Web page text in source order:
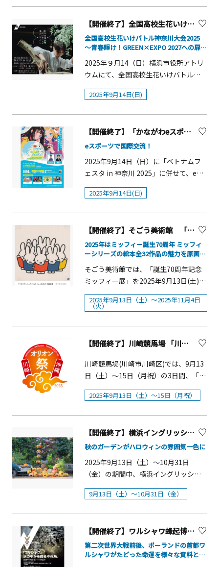
崎のまぐろのセビーチェ湘南ゴールド
ドレッシング【三浦半島】&times;【湘
南】 980円■三崎のまぐろの茜身 竜田
揚げ【三浦半島】 680円■籠清 蒲鉾3種
食べ比べ【箱根】 830円■三崎のまぐ
円■ポテチパンのブルスケッタ【三浦
【横浜・川崎】 890円■愛川のたまご
プリン【丹沢大山】 680円※限定メニ
ューから7品をピックアップした「まる
ごと！神奈川コース」（お1人様5,000
円）もご用意しております。『かなが
わの名産100選』 について1985年から
続く歴史の中で、豊かな自然が育んだ
農林水産品、地元で長く愛される加工
食品や工芸品の中から選定された珠玉
ズの変化やインバウンド等を意識して
新たな「かながわの名産100選」を選定
しました。現在、農林水産品33品目、
加工食品56品目、工芸品11品目の計
100品目が選定されています。
『editor&rsquo;s fav るるぶキッチ
ン』店舗概要『るるぶキッチン』は、
て見つけた&ldquo;おいしい&rdquo;を
お届けするリアル店舗メディアです。
国各地で作られている「本物」の食・
食材を発掘し、『るるぶキッチン』に
てオリジナル料理を通じて、その価値
や魅力を消費者の方にお届けしてきま
字で表した「デカボスコア」を店舗等
に掲示しますので、お買い物の際の参
考にしてください。 （注記）デカボス
コアは、Earth hacks株式会社の登録
いて》 県では、SDGsの達成にもつなが
る取組として、脱炭素に資する商品等
の購入を通じ、脱炭素社会実現に向け
た取組を推進しています。
夜の帳が下りはじめた空のような2層の
カクテルは、濃厚な味わいの有田みか
んジュースとハーブが香るブラック・
ウォッカを合わせたもの。&nbsp;ラウ
ンジの窓から見える横浜・みなとみら
ィーな味わいのカクテルが、大人のハ
演出します。ホテルショップのグルメ
＆スーベニール「アイ マリーナ」で
は、期間限定でハロウィン仕様のボン
ボンショコラ３種が販売されます。
&nbsp;りんごの果実味が詰まったパー
トドフリュイにキャラメルガナッシュ
を組み合わせた「紅玉とキャラメ
ル」、 かぼちゃの自然な甘さにシナモ
ンの香りがアクセントを添える「パン
ンドプラリネの秋を感じるマリアージ
ュ「和栗とアーモンド」は、1粒から購
入できます。 &nbsp;可愛いらしいデザ
インながら上質な味わいのボンボンシ
ョコラは、季節のプチギフトやハロウ
ィンパーティーのおしゃれなお土産に
もピッタリです。&nbsp;この時期しか
ンメニュー＆スイーツを、みなとみら
いの街と海を望むホテルで楽しんでは
ン 2025＞ 概要■提供期間： 10月1日
（水）～10月31日（金）&nbsp;【スイ
ーツパレット ～ハロウィン～】
&nbsp;■場所：ラウンジ＆バー「マリ
&nbsp;金土祝前日：10：00～22：
00（L.O.）&nbsp;日祝日：10：00～
21：00（L.O.）&nbsp;■料金（税サ
込）： 2,600円（単品）、3,400円（コ
合わせ：045-223-2267（レストラン予
リジナルカクテル ～Halloween Night
～】&nbsp;■場所：ラウンジ＆バー
「マリンブルー」（2階）&nbsp;■提
供時間月～木、日祝日： 12：00～21：
火・水・木限定■料金：8,000 円（税
込）■時間：①12:30～ ②13:00～※
完全予約制・2日前までにご予約くださ
い。&nbsp;※果物の入荷状況により掲
載写真の内容を予告なく変更させて頂
く場合がございます。
が、2025年9月に横浜・ぴあアリーナ
MMで開催されます。 「メリーモナーク
フェスティバル」2025年の上位入賞ハ
ーラウ＆ミスアロハフラ総勢約180名が
来日！世界で最も伝統と権威を誇るフ
モナークフェスティバル」で上位に入
ュージシャンとともに来日し、「メリ
ーモナークフェスティバル」で披露し
ます。総勢約180名による魂を揺さぶる
迫力のステージで、世界トップクラス
のフラを日本で体感できる貴重な機会
Po&lsquo;okela 2025 - The Best of
Merrie Monarch -』公演概要■日程：
2025年9月27日（土）・28日（日） 各
日 11:00／17:00（全4公演）■会場：ぴ
■特別協賛：全日本空輸株式会社※チ
ケット等詳細は公式HPにてご確認くだ
さい。
【開催終了】全国高校生花いけバトル神奈川大会2025
全国高校生花いけバトル神奈川大会2025
～青春輝け！GREEN×EXPO 2027への扉～
2025年９月14（日）横浜市役所アトリ
ウムにて、全国高校生花いけバトル神
奈川大会2025～青春輝け！
GREEN&times;EXPO 2027への扉～が
を編成し、用意された花材を観客の目
の前で即興で生けて、そのパフォーマ
ンスと作品の優劣を競う新たな花文化
です。来場者の皆様も審査に参加出来
で体感してみてください。大会には
ながわ観光親善大使である石塚英彦さ
んもゲストとして参加します。皆様の
来場をお待ちしております。 概要 ■開
催日 2025年９月14日（日） ■時間
横浜市役所アトリウム（神奈川県横浜
市中区本町6-50-10） ■主催 神奈川県
農業振興課国際園芸博覧会推進室
2025年9月14日(日)
【開催終了】「かながわeスポーツ交流ひろば」開催！
eスポーツで国際交流！
2025年9月14日（日）に「ベトナムフ
ェスタ in 神奈川 2025」に併せて、eス
ポーツを通じた国際交流イベント「か
ながわeスポーツ交流ひろば」を開催し
手による日越交流戦「eスポーツフレン
ドリーマッチ」を開催するほか、誰で
も楽しめるeスポーツ体験コーナーを用
意しています。 📅 日時：2025 年9月14
日（日）11:30〜17:00 📍 会場：象の鼻
「日本大通り駅」出口１から徒歩約３
分、出口２から徒歩約５分 💡 入場無料
🎮 体験できるゲーム・
eFootball&trade;・太鼓の達人 ドンダ
フルフェスティバル・スイカゲーム・
サンコロビンゴ（神奈川工科大学が開
発したビンゴゲーム）太鼓の達人とス
⚽「eスポーツフレンドリーマッチ」当
チ」にご参加いただけます。11:00～
11:30 に予選参加受付を行いますので、
い。当日は入場制限を設ける場合があ
ります。混雑時には整理券を配布し、
順番にご案内します。 👉 詳しくは県公
式ホームページをご覧ください
（https://www.pref.kanagawa.jp/docs
/y3v/esportsmeetup2025.html）皆さ
まのご参加をお待ちしております！
2025年9月14日(日)
【開催終了】そごう美術館 「誕生70周年記念 ミッフィー展」
2025年はミッフィー誕生70周年 ミッフィ
ーシリーズの絵本全32作品の魅力を原画や
そごう美術館では、「誕生70周年記念
ミッフィー展」を2025年9月13日(土)よ
り11月4日(火)まで開催します。オラン
ダの絵本作家でグラフィック・デザイ
よって1955年に生まれた「ミッフィー
（うさこちゃん）」が、2025年に誕生
日となる『うさこちゃんおとまりにい
く』（1988年）、『うさこちゃんのだ
原画をはじめ、全32作品の原画やスケ
ー展 概要■会期：2025年9月13日
（土）〜2025年11月4日（火）■時
間：10:00～20:00※9月22日(月)は
19:00閉館。※入館は閉館の30分前ま
で。（そごう横浜店の営業時間に準
じ、変更になる場合がございます）■
1,800（1,600）円、大学・高校生
1,200（1,000）円、中学生以下無料※
公式オンラインチケットにてお求めの
方は事前および会期中いずれも（ ）
2025年9月13日（土）〜2025年11月4日
（火）
【開催終了】川崎競馬場 「川崎・沖縄オリオン祭2025」
川崎競馬場(川崎市川崎区)では、9月13
日（土）～15日（月祝）の3日間、「川
崎・沖縄オリオン祭2025」が開催され
ます。沖縄の伝統芸能やグルメ、物産
馬組合と共催し、ポニーとのふれあい
や、川崎競馬公式YouTubeチャンネル
『スパーキングトークライブ』のメン
バーによる生トークショーなども開催
ら、川崎・沖縄オリオン祭を同時にお
は、競馬場の大型ビジョンを使用した
野外映画鑑賞イベント「Green Carpet
Theater in 川崎競馬場」も同時開催し
ます。大ヒット映画『SING/シング』の
2025年9月13日（土）～15日（月祝）
【開催終了】横浜イングリッシュガーデン「ハロウィン・ディスプレイ2025」
秋のガーデンがハロウィンの雰囲気一色に
2025年9月13日（土）～10月31日
（金）の期間中、横浜イングリッシュ
ガーデン園内はカラフルなカボチャや
ジャック・オ・ランタンの置物、秋の
中下旬頃からは秋バラも見頃を迎えま
す。また、10月24日・25日・26日の3
日間限定で、ハロウィン・ディスプレ
9月13日（土）～10月31日（金）
【開催終了】ワルシャワ蜂起博物館 展「ワルシャワ。灰の中から蘇る不死鳥」神奈川県立地球市民かながわプラザ（あーすぷらざ）
第二次世界大戦前後、ポーランドの首都ワ
ルシャワがたどった命運を様々な資料とと